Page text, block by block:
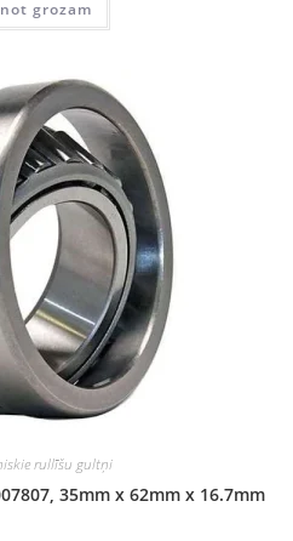
grozam
rullīšu gultņi
35mm x 62mm x 16.7mm